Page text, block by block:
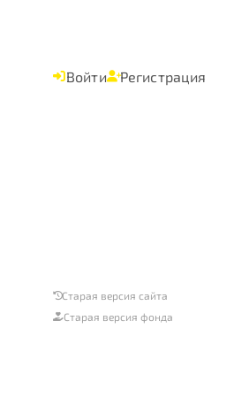
Войти Регистрация
Старая версия сайта
Старая версия фонда